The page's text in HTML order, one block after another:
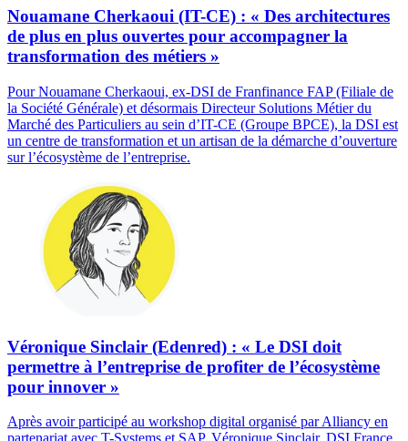
Nouamane Cherkaoui (IT-CE) : « Des architectures
de plus en plus ouvertes pour accompagner la
transformation des métiers »
Pour Nouamane Cherkaoui, ex-DSI de Franfinance FAP (Filiale de
la Société Générale) et désormais Directeur Solutions Métier du
Marché des Particuliers au sein d’IT-CE (Groupe BPCE), la DSI est
un centre de transformation et un artisan de la démarche d’ouverture
sur l’écosystème de l’entreprise.
Véronique Sinclair (Edenred) : « Le DSI doit
permettre à l’entreprise de profiter de l’écosystème
pour innover »
Après avoir participé au workshop digital organisé par Alliancy en